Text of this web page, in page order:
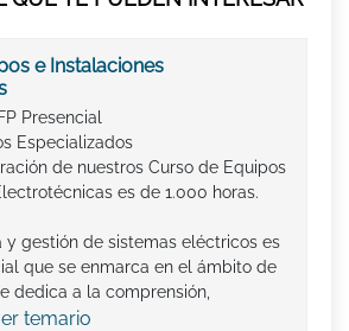
e Instalaciones
Presencial
Especializados
de nuestros Curso de Equipos
es de 1.000 horas.
y gestión de sistemas eléctricos es
que se enmarca en el ámbito de
dedica a la comprensión,
temario